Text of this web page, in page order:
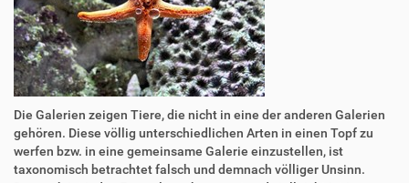
Die Galerien zeigen Tiere, die nicht in eine der anderen Galerien
gehören. Diese völlig unterschiedlichen Arten in einen Topf zu
werfen bzw. in eine gemeinsame Galerie einzustellen, ist
taxonomisch betrachtet falsch und demnach völliger Unsinn.